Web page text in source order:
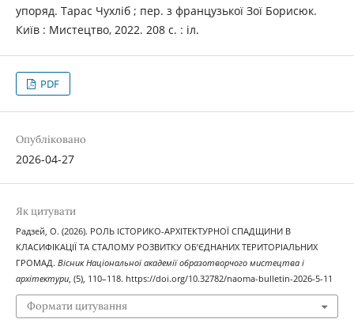
упоряд. Тарас Чухліб ; пер. з французької Зої Борисюк.
Київ : Мистецтво, 2022. 208 с. : іл.
PDF
Опубліковано
2026-04-27
Як цитувати
Радзей, О. (2026). РОЛЬ ІСТОРИКО-АРХІТЕКТУРНОЇ СПАДЩИНИ В
КЛАСИФІКАЦІЇ ТА СТАЛОМУ РОЗВИТКУ ОБ’ЄДНАНИХ ТЕРИТОРІАЛЬНИХ
ГРОМАД. Вісник Національної академії образотворчого мистецтва і
архітектури, (5), 110–118. https://doi.org/10.32782/naoma-bulletin-2026-5-11
Формати цитування